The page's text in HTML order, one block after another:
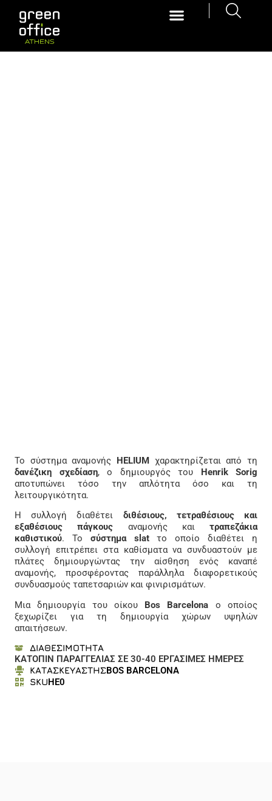
Το σύστημα αναμονής HELIUM χαρακτηρίζεται από τη
δανέζικη σχεδίαση, ο δημιουργός του Henrik Sorig
αποτυπώνει τόσο την απλότητα όσο και τη
λειτουργικότητα.
Η συλλογή διαθέτει διθέσιους, τετραθέσιους και
εξαθέσιους πάγκους αναμονής και τραπεζάκια
καθιστικού. Το σύστημα slatτο οποίο διαθέτει η
συλλογή επιτρέπει στα καθίσματα να συνδυαστούν με
πλάτες δημιουργώντας την αίσθηση ενός καναπέ
αναμονής, προσφέροντας παράλληλα διαφορετικούς
συνδυασμούς ταπετσαριών και φινιρισμάτων.
Μια δημιουργία του οίκου Bos Barcelona ο οποίος
ξεχωρίζει για τη δημιουργία χώρων υψηλών
απαιτήσεων.
ΔΙΑΘΕΣΙΜΟΤΗΤΑ
ΚΑΤΟΠΙΝ ΠΑΡΑΓΓΕΛΙΑΣ ΣΕ 30-40 ΕΡΓΑΣΙΜΕΣ ΗΜΕΡΕΣ
ΚΑΤΑΣΚΕΥΑΣΤΗΣBOS BARCELONA
SKUHE0